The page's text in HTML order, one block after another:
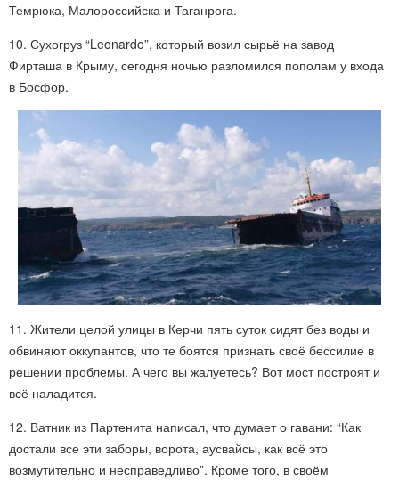
Темрюка, Малороссийска и Таганрога.
10. Сухогруз “Leonardo”, который возил сырьё на завод
Фирташа в Крыму, сегодня ночью разломился пополам у входа
в Босфор.
11. Жители целой улицы в Керчи пять суток сидят без воды и
обвиняют оккупантов, что те боятся признать своё бессилие в
решении проблемы. А чего вы жалуетесь? Вот мост построят и
всё наладится.
12. Ватник из Партенита написал, что думает о гавани: “Как
достали все эти заборы, ворота, аусвайсы, как всё это
возмутительно и несправедливо”. Кроме того, в своём